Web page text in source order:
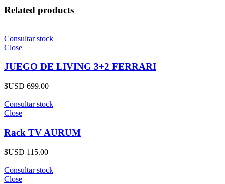
Related products
Consultar stock
Close
JUEGO DE LIVING 3+2 FERRARI
$USD 699.00
Consultar stock
Close
Rack TV AURUM
$USD 115.00
Consultar stock
Close